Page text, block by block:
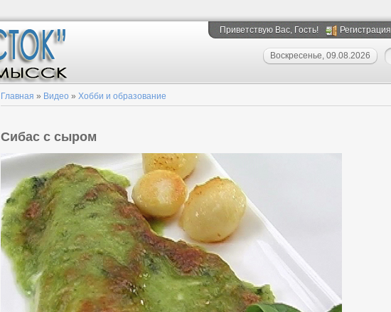
Приветствую Вас, Гость! Регистрация
Воскресенье, 09.08.2026
Главная » Видео » Хобби и образование
Сибас с сыром